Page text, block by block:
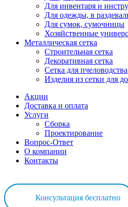
Для инвентаря и
Для одежды, в
Для сумок, сумочницы
Хозяйственные
Металлическая сетка
Строительная сетка
Декоративная сетка
Сетка для пчеловодства
Изделия из сетки для
Акции
Доставка и оплата
Услуги
Сборка
Проектирование
Вопрос-Ответ
О компании
Контакты
Консультация бесплатно